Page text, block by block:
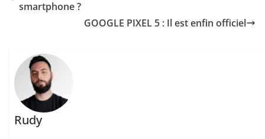
smartphone ?
GOOGLE PIXEL 5 : Il est enfin officiel
Rudy